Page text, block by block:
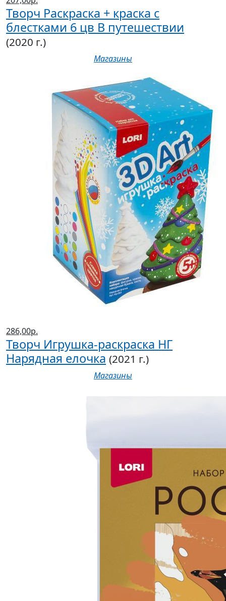
Творч Раскраска + краска с
блестками 6 цв В путешествии
(2020 г.)
Магазины
286,00р.
Творч Игрушка-раскраска НГ
Нарядная елочка (2021 г.)
Магазины